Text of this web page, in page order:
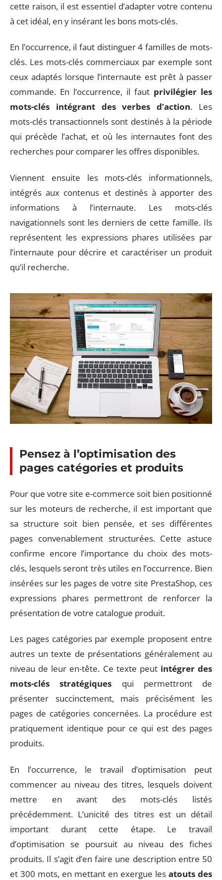
cette raison, il est essentiel d’adapter votre contenu
à cet idéal, en y insérant les bons mots-clés.
En l’occurrence, il faut distinguer 4 familles de mots-
clés. Les mots-clés commerciaux par exemple sont
ceux adaptés lorsque l’internaute est prêt à passer
commande. En l’occurrence, il faut privilégier les
mots-clés intégrant des verbes d’action. Les
mots-clés transactionnels sont destinés à la période
qui précède l’achat, et où les internautes font des
recherches pour comparer les offres disponibles.
Viennent ensuite les mots-clés informationnels,
intégrés aux contenus et destinés à apporter des
informations à l’internaute. Les mots-clés
navigationnels sont les derniers de cette famille. Ils
représentent les expressions phares utilisées par
l’internaute pour décrire et caractériser un produit
qu’il recherche.
Pensez à l’optimisation des
pages catégories et produits
Pour que votre site e-commerce soit bien positionné
sur les moteurs de recherche, il est important que
sa structure soit bien pensée, et ses différentes
pages convenablement structurées. Cette astuce
confirme encore l’importance du choix des mots-
clés, lesquels seront très utiles en l’occurrence. Bien
insérées sur les pages de votre site PrestaShop, ces
expressions phares permettront de renforcer la
présentation de votre catalogue produit.
Les pages catégories par exemple proposent entre
autres un texte de présentations généralement au
niveau de leur en-tête. Ce texte peut intégrer des
mots-clés stratégiques qui permettront de
présenter succinctement, mais précisément les
pages de catégories concernées. La procédure est
pratiquement identique pour ce qui est des pages
produits.
En l’occurrence, le travail d’optimisation peut
commencer au niveau des titres, lesquels doivent
mettre en avant des mots-clés listés
précédemment. L’unicité des titres est un détail
important durant cette étape. Le travail
d’optimisation se poursuit au niveau des fiches
produits. Il s’agit d’en faire une description entre 50
et 300 mots, en mettant en exergue les atouts des